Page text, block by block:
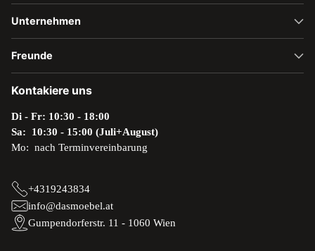
Unternehmen
Freunde
Kontakiere uns
Di - Fr: 10:30 - 18:00
Sa: 10:30 - 15:00 (Juli+August)
Mo: nach Terminvereinbarung
+4319243834
info@dasmoebel.at
Gumpendorferstr. 11 - 1060 Wien